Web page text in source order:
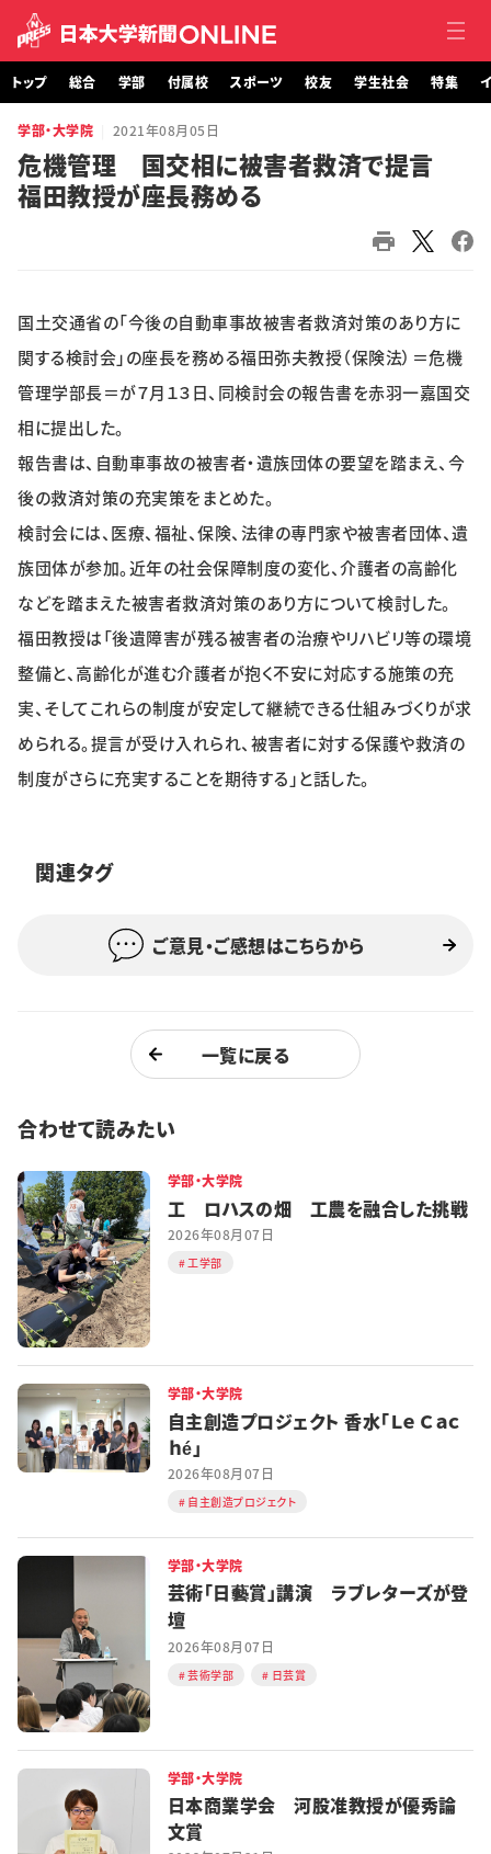
トップ
総合
スポーツ
学生社会
イベント
学生記者募集 お問い合わせ
トップ 総合 学部 付属校 スポーツ 校友 学生社会 特集
学部・大学院 2021年08月05日
危機管理 国交相に被害者救済で提言
福田教授が座長務める
国土交通省の「今後の自動車事故被害者救済対策のあり方に
関する検討会」の座長を務める福田弥夫教授（保険法）＝危機
管理学部長＝が７月１３日、同検討会の報告書を赤羽一嘉国交
相に提出した。
報告書は、自動車事故の被害者・遺族団体の要望を踏まえ、今
後の救済対策の充実策をまとめた。
検討会には、医療、福祉、保険、法律の専門家や被害者団体、遺
族団体が参加。近年の社会保障制度の変化、介護者の高齢化
などを踏まえた被害者救済対策のあり方について検討した。
福田教授は「後遺障害が残る被害者の治療やリハビリ等の環境
整備と、高齢化が進む介護者が抱く不安に対応する施策の充
実、そしてこれらの制度が安定して継続できる仕組みづくりが求
められる。提言が受け入れられ、被害者に対する保護や救済の
制度がさらに充実することを期待する」と話した。
関連タグ
ご意見・ご感想はこちらから
一覧に戻る
合わせて読みたい
学部・大学院
工 ロハスの畑 工農を融合した挑戦
2026年08月07日
工学部
学部・大学院
自主創造プロジェクト 香水「Ｌｅ Ｃａｃ
ｈé」
2026年08月07日
自主創造プロジェクト
学部・大学院
芸術「日藝賞」講演 ラブレターズが登
壇
2026年08月07日
芸術学部 日芸賞
学部・大学院
日本商業学会 河股准教授が優秀論
文賞